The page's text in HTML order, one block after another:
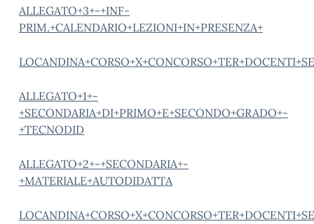
ALLEGATO+3+-+INF-
PRIM.+CALENDARIO+LEZIONI+IN+PRESENZA+
ALLEGATO+1+-
+SECONDARIA+DI+PRIMO+E+SECONDO+GRADO+-
+TECNODID
ALLEGATO+2+-+SECONDARIA+-
+MATERIALE+AUTODIDATTA